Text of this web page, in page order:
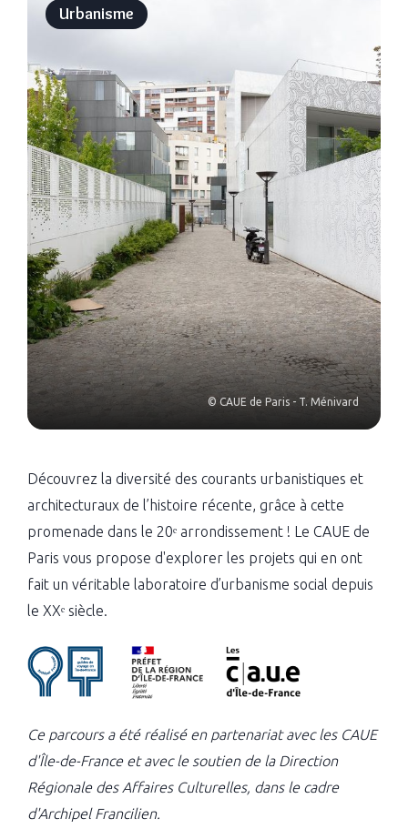
Urbanisme
© CAUE de Paris - T. Ménivard
Découvrez la diversité des courants urbanistiques et
architecturaux de l’histoire récente, grâce à cette
promenade dans le 20ᵉ arrondissement ! Le CAUE de
Paris vous propose d'explorer les projets qui en ont
fait un véritable laboratoire d’urbanisme social depuis
le XXᵉ siècle.
Ce parcours a été réalisé en partenariat avec les CAUE
d'Île-de-France et avec le soutien de la Direction
Régionale des Affaires Culturelles, dans le cadre
d'Archipel Francilien.